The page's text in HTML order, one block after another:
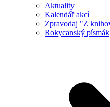
Aktuality
Kalendář akcí
Zpravodaj "Z
Rokycanský písmák